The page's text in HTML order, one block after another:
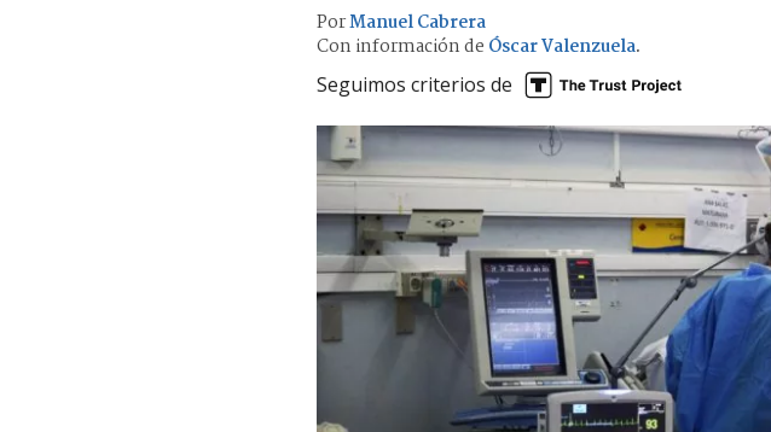
PorManuel Cabrera
Con información de Óscar Valenzuela.
Seguimos criterios de